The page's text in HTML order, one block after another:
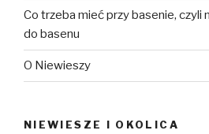
Co trzeba mieć przy basenie, czyli
do basenu
O Niewieszy
NIEWIESZE I OKOLICA